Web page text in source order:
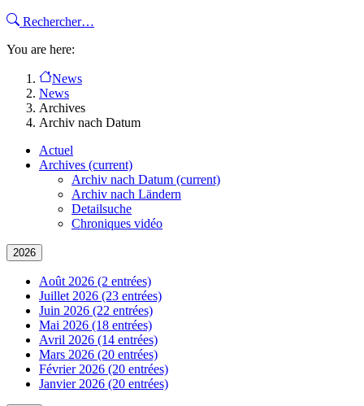
Rechercher…
You are here:
News
News
Archives
Archiv nach Datum
Actuel
Archives (current)
Archiv nach Datum (current)
Archiv nach Ländern
Detailsuche
Chroniques vidéo
2026
Août 2026 (2 entrées)
Juillet 2026 (23 entrées)
Juin 2026 (22 entrées)
Mai 2026 (18 entrées)
Avril 2026 (14 entrées)
Mars 2026 (20 entrées)
Février 2026 (20 entrées)
Janvier 2026 (20 entrées)